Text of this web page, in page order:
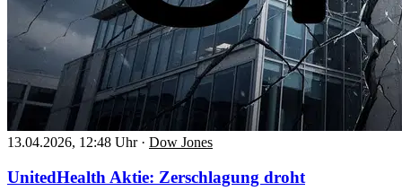
13.04.2026, 12:48 Uhr · Dow Jones
UnitedHealth Aktie: Zerschlagung droht